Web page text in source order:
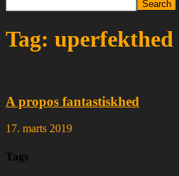
Tag: uperfekthed
A propos fantastiskhed
17. marts 2019
Tags